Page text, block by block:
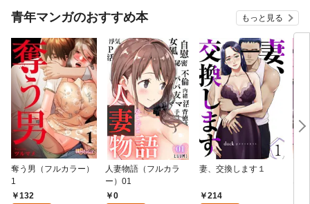
青年マンガのおすすめ本 もっと見る
奪う男（フルカラー）
1
132
人妻物語（フルカラ
ー）01
0
妻、交換します１
214
な